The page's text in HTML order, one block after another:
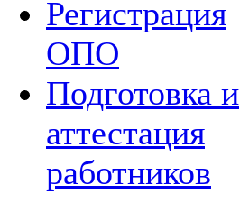
Регистрация
ОПО
Подготовка и
аттестация
работников